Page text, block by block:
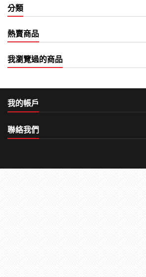
分類
熱賣商品
我瀏覽過的商品
我的帳戶
聯絡我們